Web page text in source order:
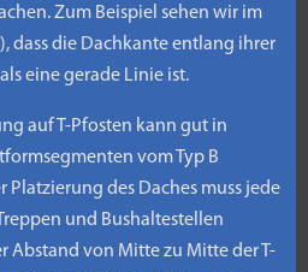
Zum Beispiel sehen wir im
dass die Dachkante entlang ihrer
eine gerade Linie ist.
auf T-Pfosten kann gut in
vom Typ B
Platzierung des Daches muss jede
und Bushaltestellen
Abstand von Mitte zu Mitte der T-